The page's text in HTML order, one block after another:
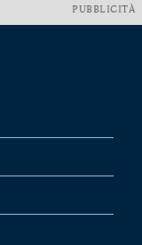
PUBBLICITÀ